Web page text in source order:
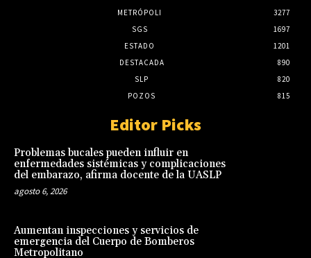
METRÓPOLI
3277
SGS
1697
ESTADO
1201
DESTACADA
890
SLP
820
POZOS
815
Editor Picks
Problemas bucales pueden influir en
enfermedades sistémicas y complicaciones
del embarazo, afirma docente de la UASLP
agosto 6, 2026
Aumentan inspecciones y servicios de
emergencia del Cuerpo de Bomberos
Metropolitano